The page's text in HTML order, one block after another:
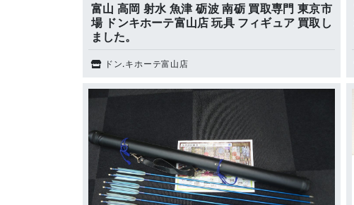
富山 高岡 射水 魚津 砺波 南砺 買取専門 東京市
場 ドンキホーテ富山店 玩具 フィギュア 買取し
ました。
ドン.キホーテ富山店